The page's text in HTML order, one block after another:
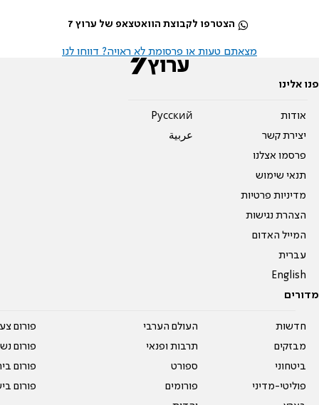
הצטרפו לקבוצת הוואטצאפ של ערוץ 7
מצאתם טעות או פרסומת לא ראויה? דווחו לנו
פנו אלינו
אודות
יצירת קשר
פרסמו אצלנו
תנאי שימוש
מדיניות פרטיות
הצהרת נגישות
המייל האדום
עברית
English
Pусский
عربية
מדורים
חדשות
מבזקים
ביטחוני
פוליטי-מדיני
העולם הערבי
תרבות ופנאי
ספורט
פורומים
פורום
פורום
פורום
פורום